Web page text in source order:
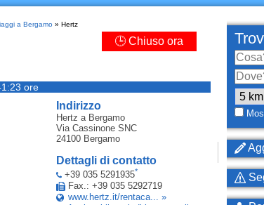
a Bergamo» Hertz
🕒 Chiuso ora
ore
Indirizzo
Hertz a Bergamo
Via Cassinone SNC
24100 Bergamo
Dettagli di contatto
+39 035 5291935*
Fax.: +39 035 5292719
www.hertz.it/rentaca... »